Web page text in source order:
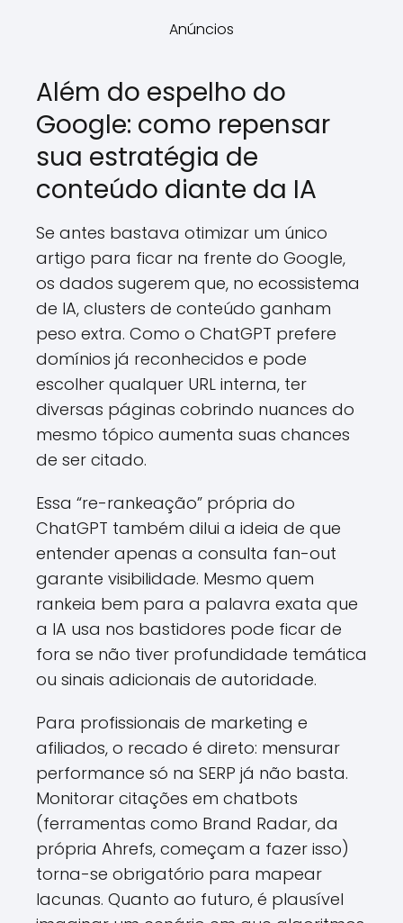
Anúncios
Além do espelho do
Google: como repensar
sua estratégia de
conteúdo diante da IA
Se antes bastava otimizar um único
artigo para ficar na frente do Google,
os dados sugerem que, no ecossistema
de IA, clusters de conteúdo ganham
peso extra. Como o ChatGPT prefere
domínios já reconhecidos e pode
escolher qualquer URL interna, ter
diversas páginas cobrindo nuances do
mesmo tópico aumenta suas chances
de ser citado.
Essa “re-rankeação” própria do
ChatGPT também dilui a ideia de que
entender apenas a consulta fan-out
garante visibilidade. Mesmo quem
rankeia bem para a palavra exata que
a IA usa nos bastidores pode ficar de
fora se não tiver profundidade temática
ou sinais adicionais de autoridade.
Para profissionais de marketing e
afiliados, o recado é direto: mensurar
performance só na SERP já não basta.
Monitorar citações em chatbots
(ferramentas como Brand Radar, da
própria Ahrefs, começam a fazer isso)
torna-se obrigatório para mapear
lacunas. Quanto ao futuro, é plausível